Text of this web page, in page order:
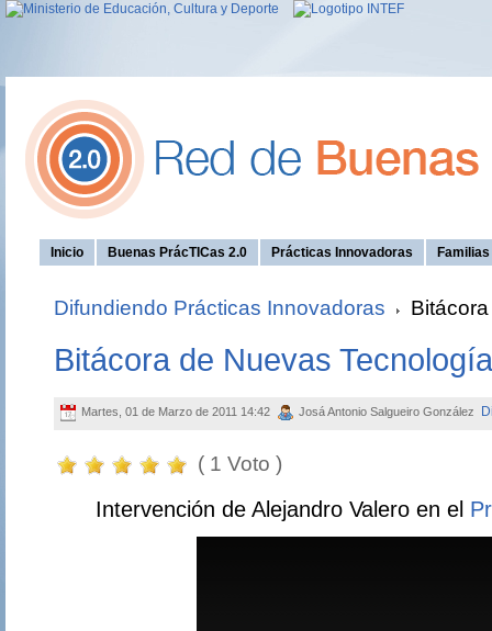
Inicio Buenas PrácTICas 2.0 Prácticas Innovadoras
Difundiendo Prácticas Innovadoras
Bitácora de Nuevas
Martes, 01 de Marzo de 2011 14:42 Josá Antonio Salgueiro González
( 1 Voto )
Intervención de Alejandro Valero en el